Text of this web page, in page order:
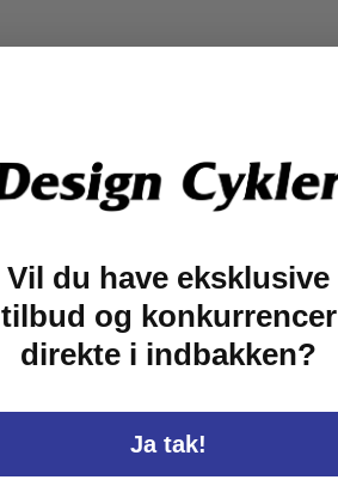
Vil du have eksklusive
tilbud og konkurrencer
direkte i indbakken?
Ja tak!